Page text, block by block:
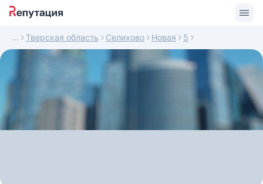
Тверская область Селихово Новая 5